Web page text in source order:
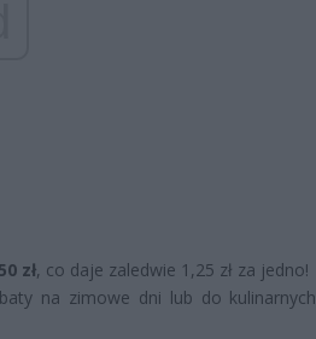
zł, co daje zaledwie 1,25 zł za jedno!
na zimowe dni lub do kulinarnych